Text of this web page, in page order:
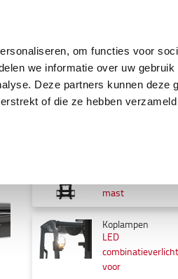
om functies voor
we informatie over uw
Deze partners kunnen deze
of die ze hebben
Specificatie
mast
Koplampen
LED
voor